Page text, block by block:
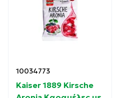
10034773
Kaiser 1889 Kirsche